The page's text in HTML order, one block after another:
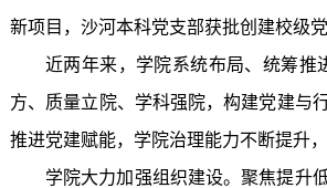
新项目，沙河本科党支部获批创建校级
近两年来，学院系统布局、统筹推
方、质量立院、学科强院，构建党建与
推进党建赋能，学院治理能力不断提升
学院大力加强组织建设。聚焦提升